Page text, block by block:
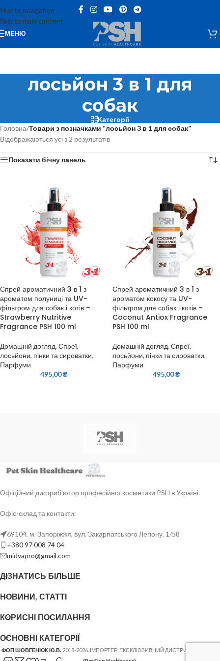
Skip to navigation
Skip to main content
МЕНЮ
лосьйон 3 в 1 для
собак
Категорії
Головна/Товари з позначками “лосьйон 3 в 1 для собак”
Відображаються усі з 2 результатів
Показати бічну панель
Спрей ароматичний 3 в 1 з
ароматом полуниці та UV-
фільтром для собак і котів –
Strawberry Nutritive
Fragrance PSH 100 ml
Домашній догляд, Спреї,
лосьйони, пінки та сироватки,
Парфуми
495,00₴
Спрей ароматичний 3 в 1 з
ароматом кокосу та UV-
фільтром для собак і котів –
Coconut Antiox Fragrance
PSH 100 ml
Домашній догляд, Спреї,
лосьйони, пінки та сироватки,
Парфуми
495,00₴
Офіційний дистриб’ютор професійної косметики PSH в Україні.
Офіс-склад та контакти:
69104, м. Запоріжжя, вул. Закарпатського Легіону, 1/58
+380 97 008 74 04
midvapro@gmail.com
ДІЗНАТИСЬ БІЛЬШЕ
НОВИНИ, СТАТТІ
КОРИСНІ ПОСИЛАННЯ
ОСНОВНІ КАТЕГОРІЇ
ФОП ШОВГЕНЮК Ю.В. 2018-2026. ІМПОРТЕР, ЕКСКЛЮЗИВНИЙ ДИСТРИБ'ЮТОР